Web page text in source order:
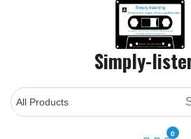
Simply-
0